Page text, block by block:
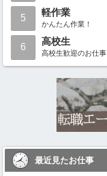
5
軽作業
かんたん作業！
6
高校生
高校生歓迎のお仕事
最近見たお仕事